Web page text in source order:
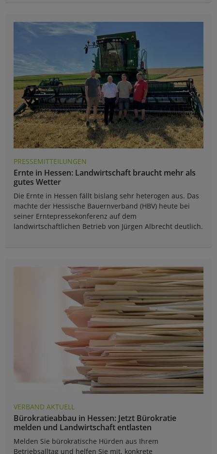
PRESSEMITTEILUNGEN
Ernte in Hessen: Landwirtschaft braucht mehr als
gutes Wetter
Die Ernte in Hessen fällt bislang sehr heterogen aus. Das
machte der Hessische Bauernverband (HBV) heute bei
seiner Erntepressekonferenz auf dem
landwirtschaftlichen Betrieb von Jürgen Albrecht deutlich.
VERBAND AKTUELL
Bürokratieabbau in Hessen: Jetzt Bürokratie
melden und Landwirtschaft entlasten
Melden Sie bürokratische Hürden aus Ihrem
Betriebsalltag und helfen Sie mit, konkrete